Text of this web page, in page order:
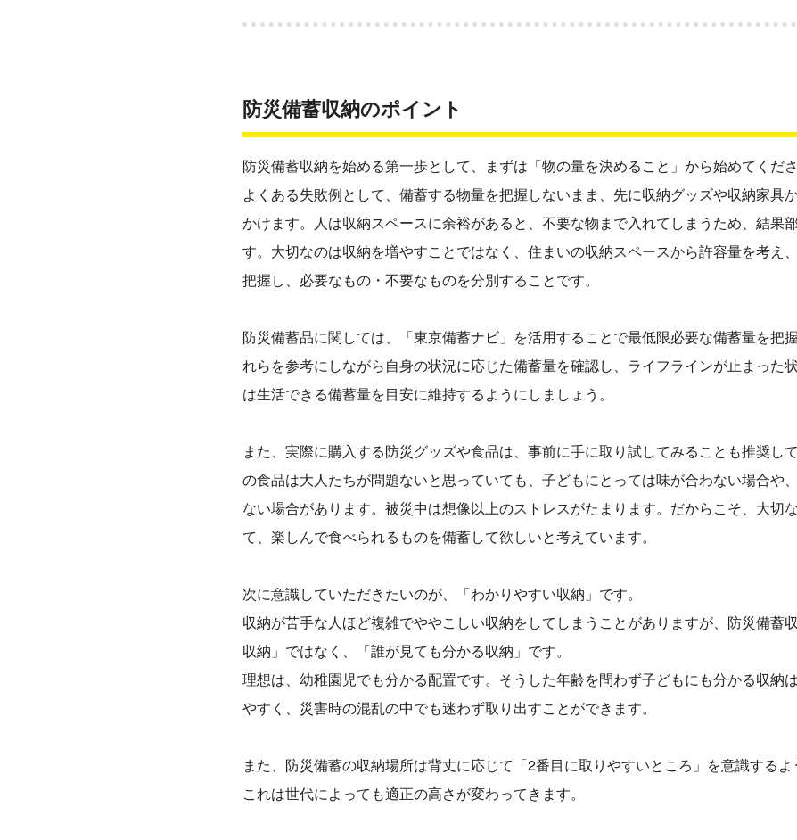
防災備蓄収納のポイント
防災備蓄収納を始める第一歩として、まずは「物の量を決めること」から始めてくださ
よくある失敗例として、備蓄する物量を把握しないまま、先に収納グッズや収納家具
かけます。人は収納スペースに余裕があると、不要な物まで入れてしまうため、結果
す。大切なのは収納を増やすことではなく、住まいの収納スペースから許容量を考え
把握し、必要なもの・不要なものを分別することです。
防災備蓄品に関しては、「東京備蓄ナビ」を活用することで最低限必要な備蓄量を把
れらを参考にしながら自身の状況に応じた備蓄量を確認し、ライフラインが止まった
は生活できる備蓄量を目安に維持するようにしましょう。
また、実際に購入する防災グッズや食品は、事前に手に取り試してみることも推奨し
の食品は大人たちが問題ないと思っていても、子どもにとっては味が合わない場合や
ない場合があります。被災中は想像以上のストレスがたまります。だからこそ、大切
て、楽しんで食べられるものを備蓄して欲しいと考えています。
次に意識していただきたいのが、「わかりやすい収納」です。
収納が苦手な人ほど複雑でややこしい収納をしてしまうことがありますが、防災備蓄
収納」ではなく、「誰が見ても分かる収納」です。
理想は、幼稚園児でも分かる配置です。そうした年齢を問わず子どもにも分かる収納
やすく、災害時の混乱の中でも迷わず取り出すことができます。
また、防災備蓄の収納場所は背丈に応じて「2番目に取りやすいところ」を意識するよ
これは世代によっても適正の高さが変わってきます。